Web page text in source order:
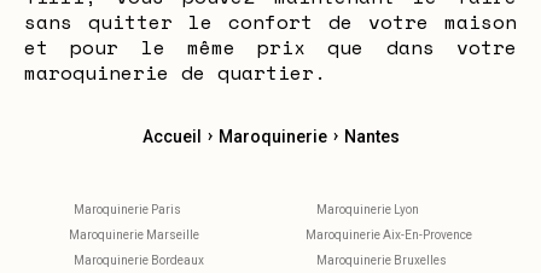
sans quitter le confort de votre maison
et pour le même prix que dans votre
maroquinerie de quartier.
Accueil › Maroquinerie › Nantes
Maroquinerie Paris
Maroquinerie Lyon
Maroquinerie Marseille
Maroquinerie Aix-En-Provence
Maroquinerie Bordeaux
Maroquinerie Bruxelles